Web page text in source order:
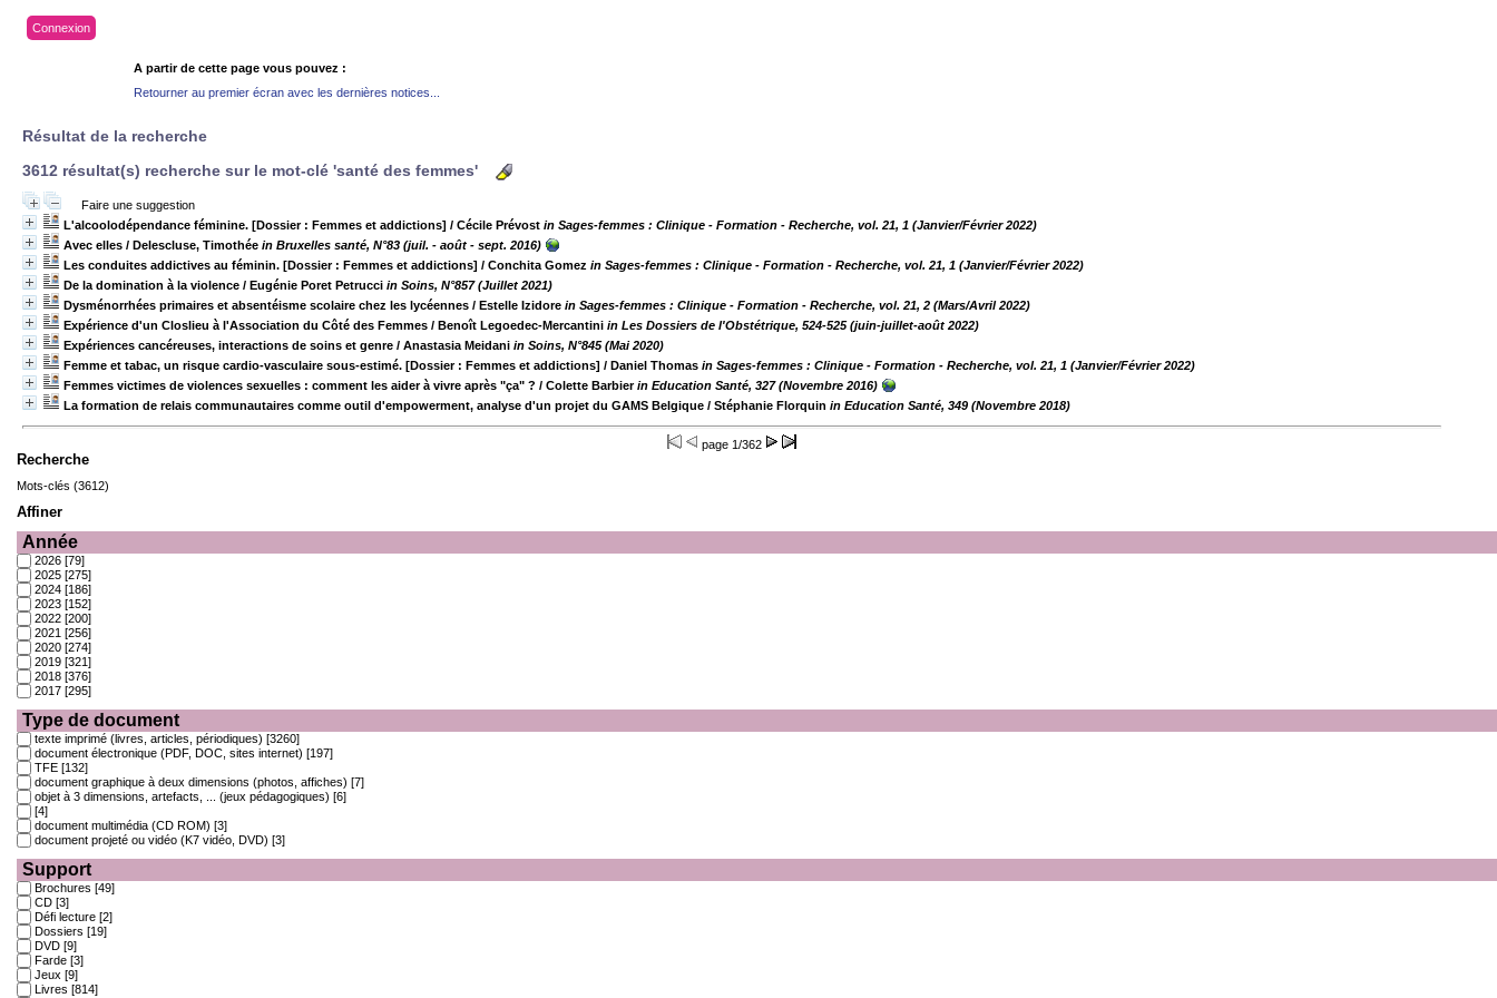
Connexion
A partir de cette page vous pouvez :
Retourner au premier écran avec les dernières notices...
Résultat de la recherche
3612 résultat(s) recherche sur le mot-clé 'santé des femmes'
Faire une suggestion
L'alcoolodépendance féminine. [Dossier : Femmes et addictions] / Cécile Prévost in Sages-femmes : Clinique - Formation - Recherche, vol. 21, 1 (Janvier/Février 2022)
Avec elles / Delescluse, Timothée in Bruxelles santé, N°83 (juil. - août - sept. 2016)
Les conduites addictives au féminin. [Dossier : Femmes et addictions] / Conchita Gomez in Sages-femmes : Clinique - Formation - Recherche, vol. 21, 1 (Janvier/Février 2022)
De la domination à la violence / Eugénie Poret Petrucci in Soins, N°857 (Juillet 2021)
Dysménorrhées primaires et absentéisme scolaire chez les lycéennes / Estelle Izidore in Sages-femmes : Clinique - Formation - Recherche, vol. 21, 2 (Mars/Avril 2022)
Expérience d'un Closlieu à l'Association du Côté des Femmes / Benoît Legoedec-Mercantini in Les Dossiers de l'Obstétrique, 524-525 (juin-juillet-août 2022)
Expériences cancéreuses, interactions de soins et genre / Anastasia Meidani in Soins, N°845 (Mai 2020)
Femme et tabac, un risque cardio-vasculaire sous-estimé. [Dossier : Femmes et addictions] / Daniel Thomas in Sages-femmes : Clinique - Formation - Recherche, vol. 21, 1 (Janvier/Février 2022)
Femmes victimes de violences sexuelles : comment les aider à vivre après "ça" ? / Colette Barbierin Education Santé, 327 (Novembre 2016)
La formation de relais communautaires comme outil d'empowerment, analyse d'un projet du GAMS Belgique / Stéphanie Florquin in Education Santé, 349 (Novembre 2018)
page 1/362
Recherche
Mots-clés (3612)
Affiner
Année
2026 [79]
2025 [275]
2024 [186]
2023 [152]
2022 [200]
2021 [256]
2020 [274]
2019 [321]
2018 [376]
2017 [295]
Type de document
texte imprimé (livres, articles, périodiques) [3260]
document électronique (PDF, DOC, sites internet) [197]
TFE [132]
document graphique à deux dimensions (photos, affiches) [7]
objet à 3 dimensions, artefacts, ... (jeux pédagogiques) [6]
[4]
document multimédia (CD ROM) [3]
document projeté ou vidéo (K7 vidéo, DVD) [3]
Support
Brochures [49]
CD [3]
Défi lecture [2]
Dossiers [19]
DVD [9]
Farde [3]
Jeux [9]
Livres [814]